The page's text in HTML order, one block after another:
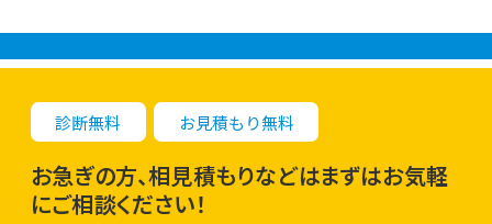
診断無料 お見積もり無料
お急ぎの方、相見積もりなどはまずはお気軽
にご相談ください！